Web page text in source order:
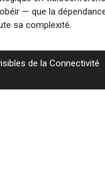
— que la
sa complexité.
de la Connectivité